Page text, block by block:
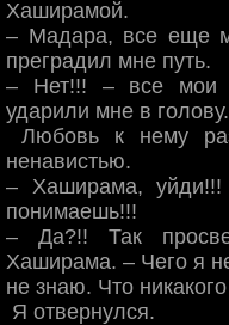
Хаширамой.
– Мадара, все еще
преградил мне путь.
– Нет!!! – все мои
ударили мне в голову.
Любовь к нему
ненавистью.
– Хаширама,
понимаешь!!!
– Да?!! Так
Хаширама. – Чего я
не знаю. Что
Я отвернулся.